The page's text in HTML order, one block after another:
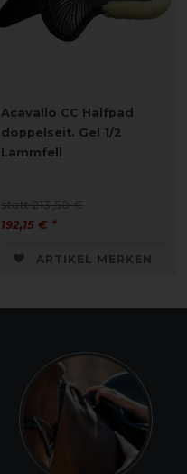
Acavallo CC Halfpad
doppelseit. Gel 1/2
Lammfell
statt 213,50 €
192,15 € *
ARTIKEL MERKEN